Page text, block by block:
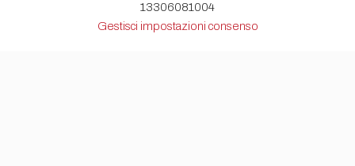
13306081004
Gestisci impostazioni consenso